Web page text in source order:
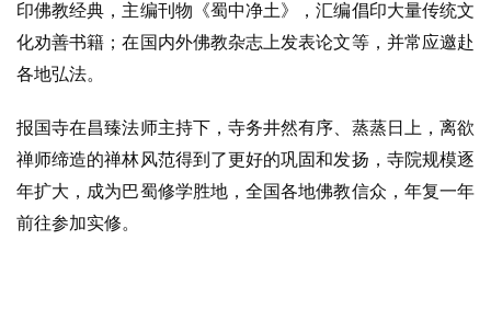
印佛教经典，主编刊物《蜀中净土》，汇编倡印大量传统文
化劝善书籍；在国内外佛教杂志上发表论文等，并常应邀赴
各地弘法。
报国寺在昌臻法师主持下，寺务井然有序、蒸蒸日上，离欲
禅师缔造的禅林风范得到了更好的巩固和发扬，寺院规模逐
年扩大，成为巴蜀修学胜地，全国各地佛教信众，年复一年
前往参加实修。